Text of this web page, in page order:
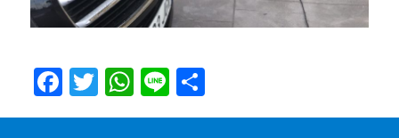
Fa
ce
T
wi
W
ha
Li
ne 有